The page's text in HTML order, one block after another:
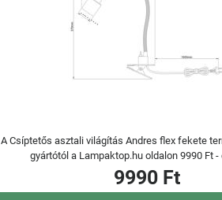
A Csíptetős asztali világítás Andres flex fekete
gyártótól a Lampaktop.hu oldalon 9990 Ft -
9990 Ft